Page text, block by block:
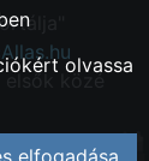
közé
olvassa
elfogadása